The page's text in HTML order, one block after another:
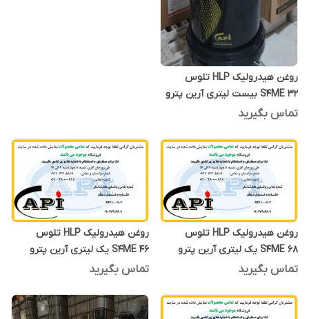
روغن هیدرولیک HLP تلوس
S4ME 32 بیست لیتری آرین پترو
ایده
تماس بگیرید
روغن هیدرولیک HLP تلوس
S4ME 68 یک لیتری آرین پترو
ایده
تماس بگیرید
روغن هیدرولیک HLP تلوس
S4ME 46 یک لیتری آرین پترو
ایده
تماس بگیرید